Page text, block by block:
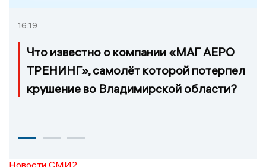
16:19
Что известно о компании «МАГ АЕРО
ТРЕНИНГ», самолёт которой потерпел
крушение во Владимирской области?
Новости СМИ2